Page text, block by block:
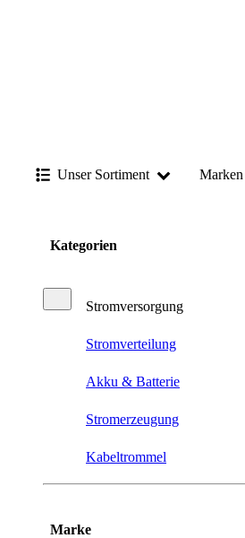
Unser Sortiment Marken
Kategorien
Stromversorgung
Stromverteilung
Akku & Batterie
Stromerzeugung
Kabeltrommel
Marke